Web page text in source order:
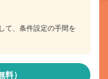
て、条件設定の手間を
料）